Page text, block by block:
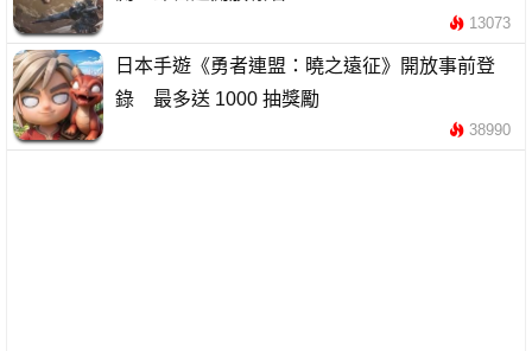
13073
日本手遊《勇者連盟：曉之遠征》開放事前登
錄 最多送 1000 抽獎勵
38990